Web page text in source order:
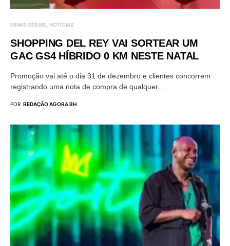
MINAS GERAIS NOTÍCIAS
SHOPPING DEL REY VAI SORTEAR UM
GAC GS4 HÍBRIDO 0 KM NESTE NATAL
Promoção vai até o dia 31 de dezembro e clientes concorrem
registrando uma nota de compra de qualquer…
POR REDAÇÃO AGORA BH